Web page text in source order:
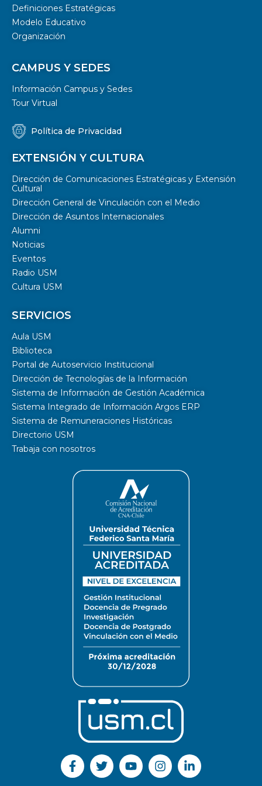
Definiciones Estratégicas
Modelo Educativo
Organización
CAMPUS Y SEDES
Información Campus y Sedes
Tour Virtual
Política de Privacidad
EXTENSIÓN Y CULTURA
Dirección de Comunicaciones Estratégicas y Extensión
Cultural
Dirección General de Vinculación con el Medio
Dirección de Asuntos Internacionales
Alumni
Noticias
Eventos
Radio USM
Cultura USM
SERVICIOS
Aula USM
Biblioteca
Portal de Autoservicio Institucional
Dirección de Tecnologías de la Información
Sistema de Información de Gestión Académica
Sistema Integrado de Información Argos ERP
Sistema de Remuneraciones Históricas
Directorio USM
Trabaja con nosotros